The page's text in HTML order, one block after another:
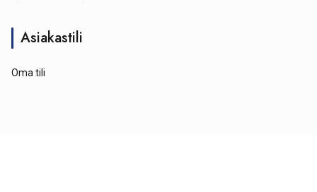
Asiakastili
Oma tili